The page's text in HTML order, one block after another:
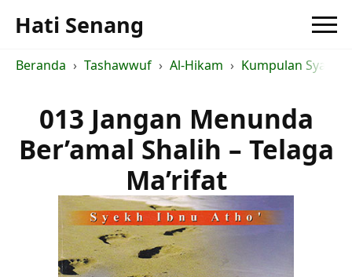
Hati Senang
Beranda Tashawwuf Al-Hikam Kumpulan Syarah
013 Jangan Menunda
Ber’amal Shalih – Telaga
Ma’rifat